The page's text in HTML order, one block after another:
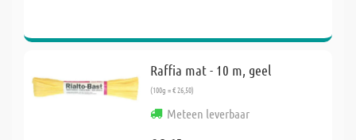
Raffia mat - 10 m, geel
(100g = € 26,50)
Meteen leverbaar